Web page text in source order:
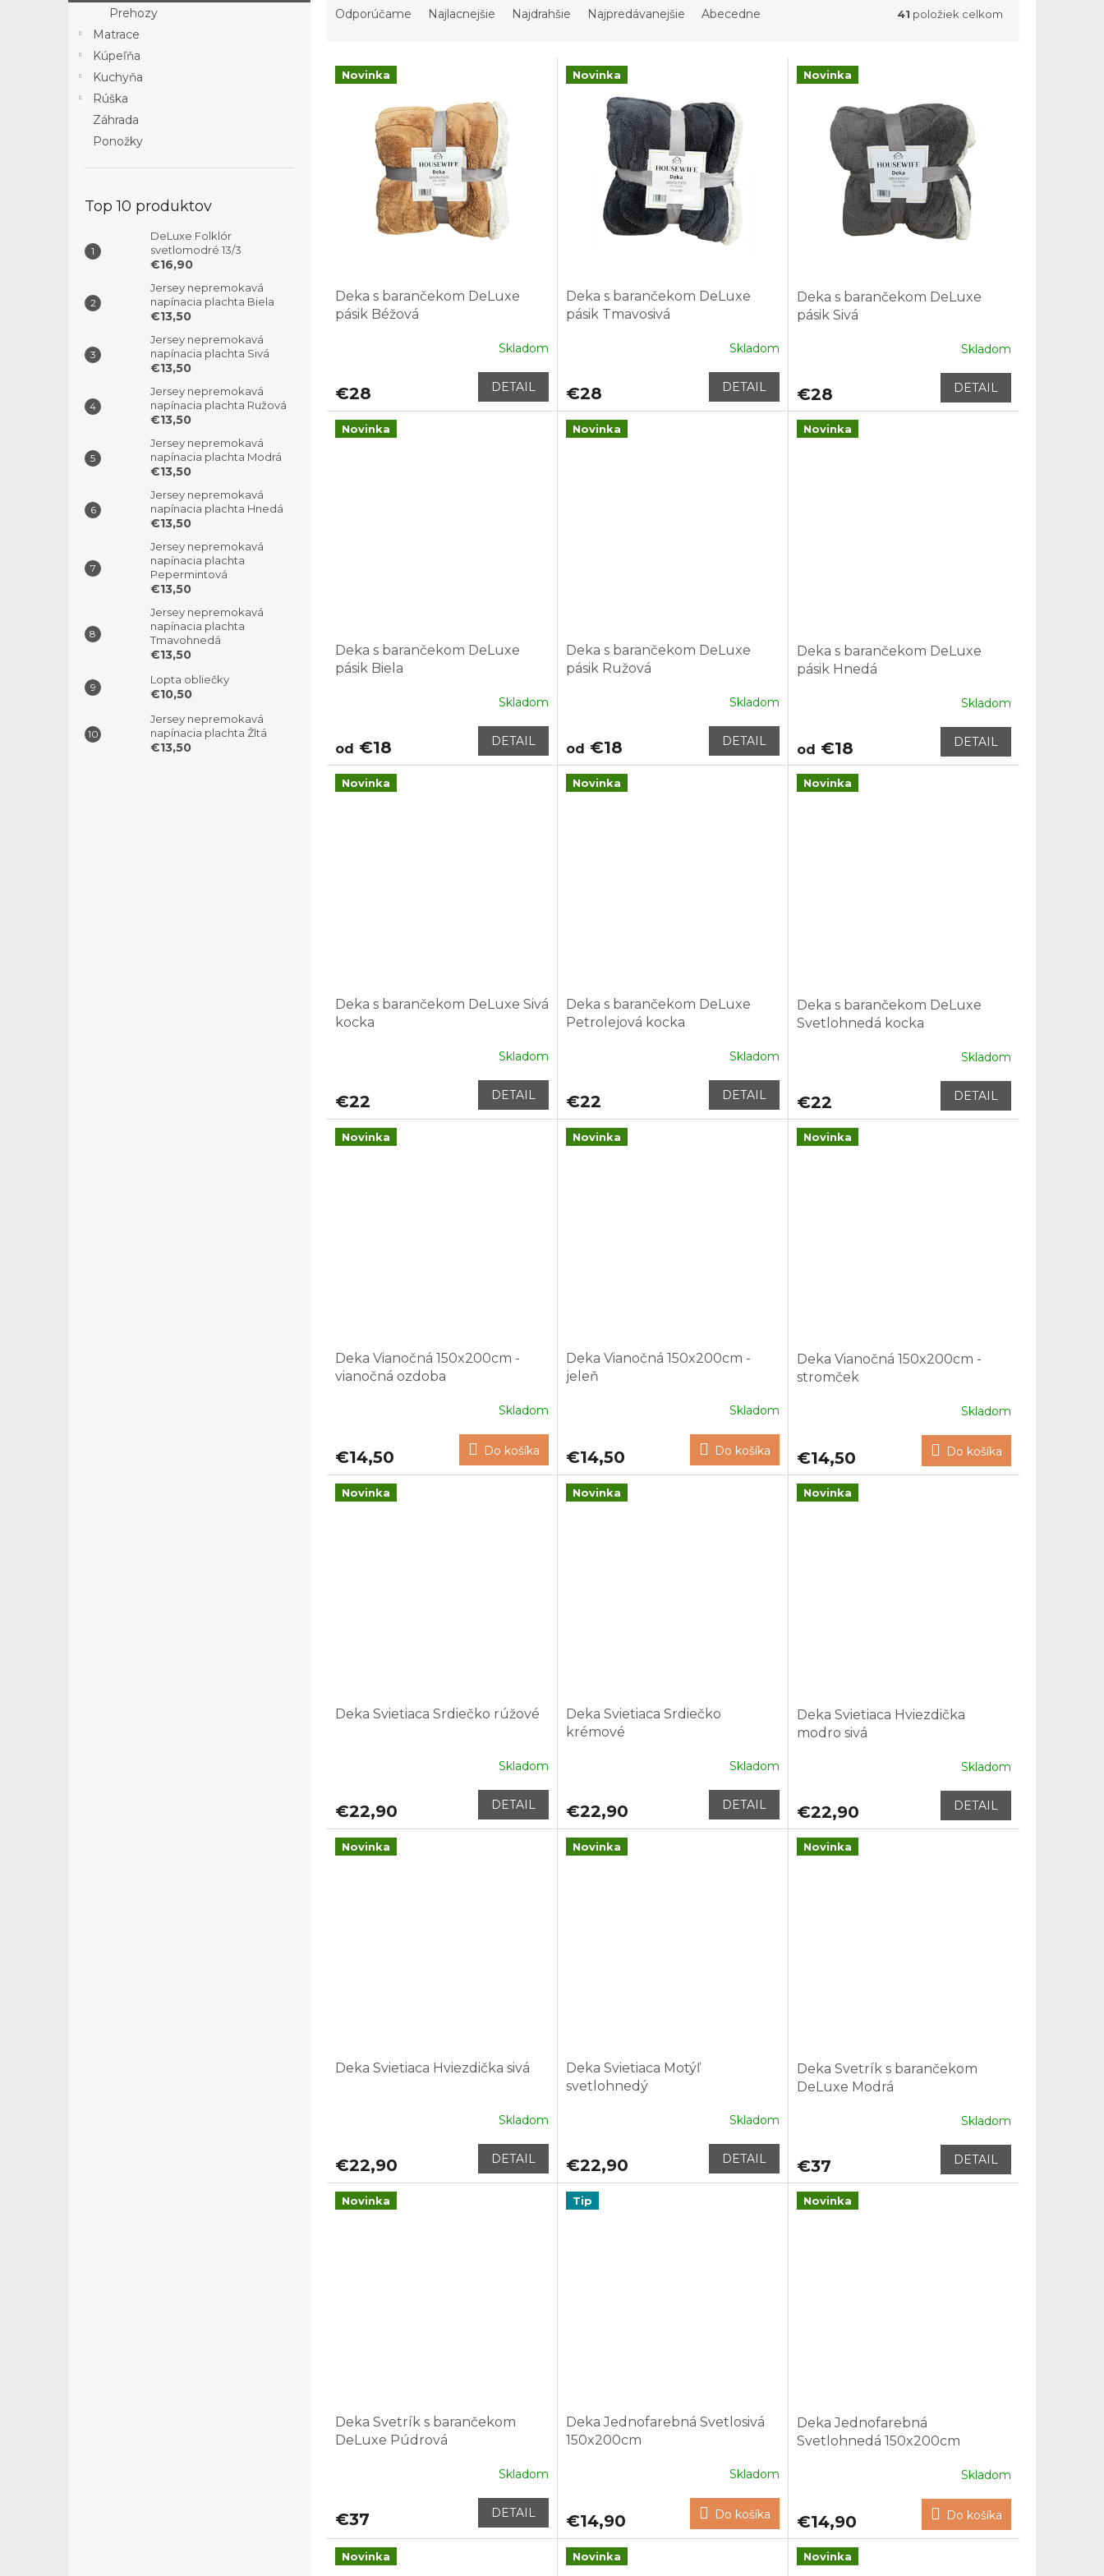
Prehozy
Matrace
Kúpeľňa
Kuchyňa
Rúška
Záhrada
Ponožky
Top 10 produktov
DeLuxe Folklór
svetlomodré 13/3
€16,90
Jersey nepremokavá
napínacia plachta Biela
€13,50
Jersey nepremokavá
napínacia plachta Sivá
€13,50
Jersey nepremokavá
napínacia plachta Ružová
€13,50
Jersey nepremokavá
napínacia plachta Modrá
€13,50
Jersey nepremokavá
napínacia plachta Hnedá
€13,50
Jersey nepremokavá
napínacia plachta
Pepermintová
€13,50
Jersey nepremokavá
napínacia plachta
Tmavohnedá
€13,50
Lopta obliečky
€10,50
Jersey nepremokavá
napínacia plachta Žltá
€13,50
n
Odporúčame Najlacnejšie Najdrahšie Najpredávanejšie Abecedne 41 položiek celkom
V Novinka
Deka s barančekom DeLuxe
pásik Béžová
Skladom
€28 DETAIL
Novinka
Deka s barančekom DeLuxe
pásik Tmavosivá
Skladom
€28 DETAIL
Novinka
Deka s barančekom DeLuxe
pásik Sivá
Skladom
€28 DETAIL
Novinka
Deka s barančekom DeLuxe
pásik Biela
Skladom
od €18 DETAIL
Novinka
Deka s barančekom DeLuxe
pásik Ružová
Skladom
od €18 DETAIL
Novinka
Deka s barančekom DeLuxe
pásik Hnedá
Skladom
od €18 DETAIL
Novinka
Deka s barančekom DeLuxe Sivá
kocka
Skladom
€22 DETAIL
Novinka
Deka s barančekom DeLuxe
Petrolejová kocka
Skladom
€22 DETAIL
Novinka
Deka s barančekom DeLuxe
Svetlohnedá kocka
Skladom
€22 DETAIL
Novinka
Deka Vianočná 150x200cm -
vianočná ozdoba
Skladom
€14,50 Do košíka
Novinka
Deka Vianočná 150x200cm -
jeleň
Skladom
€14,50 Do košíka
Novinka
Deka Vianočná 150x200cm -
stromček
Skladom
€14,50 Do košíka
Novinka
Deka Svietiaca Srdiečko rúžové
Skladom
€22,90 DETAIL
Novinka
Deka Svietiaca Srdiečko
krémové
Skladom
€22,90 DETAIL
Novinka
Deka Svietiaca Hviezdička
modro sivá
Skladom
€22,90 DETAIL
Novinka
Deka Svietiaca Hviezdička sivá
Skladom
€22,90 DETAIL
Novinka
Deka Svietiaca Motýľ
svetlohnedý
Skladom
€22,90 DETAIL
Novinka
Deka Svetrík s barančekom
DeLuxe Modrá
Skladom
€37 DETAIL
Novinka
Deka Svetrík s barančekom
DeLuxe Púdrová
Skladom
€37 DETAIL
Tip
Deka Jednofarebná Svetlosivá
150x200cm
Skladom
€14,90 Do košíka
Novinka
Deka Jednofarebná
Svetlohnedá 150x200cm
Skladom
€14,90 Do košíka
Novinka Novinka Novinka